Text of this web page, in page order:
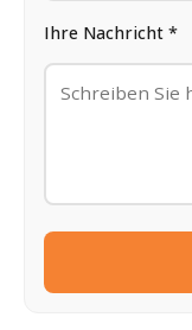
Ihre Nachricht *